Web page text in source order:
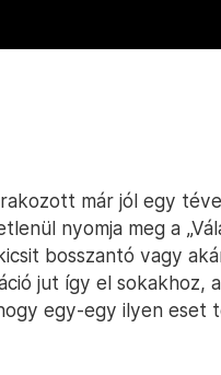
már jól egy
nyomja meg a
bosszantó vagy
jut így el sokakhoz,
egy-egy ilyen eset